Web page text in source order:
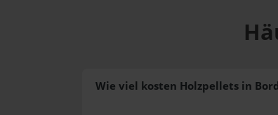
Wie viel kosten Holzpellets in